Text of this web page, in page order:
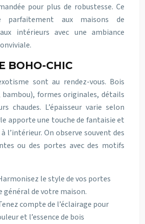
pour plus de robustesse. Ce
parfaitement aux maisons de
intérieurs avec une ambiance
BOHO-CHIC
sont au rendez-vous. Bois
formes originales, détails
chaudes. L’épaisseur varie selon
apporte une touche de fantaisie et
l’intérieur. On observe souvent des
ou des portes avec des motifs
le style de vos portes
général de votre maison.
compte de l’éclairage pour
et l’essence de bois